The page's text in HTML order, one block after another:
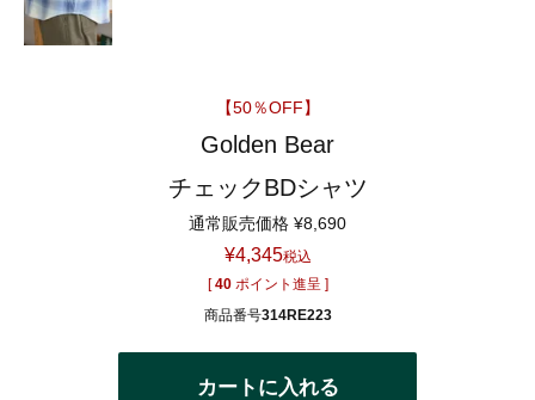
【50％OFF】
Golden Bear
チェックBDシャツ
通常販売価格 ¥8,690
¥4,345税込
[ 40 ポイント進呈 ]
商品番号314RE223
カートに入れる